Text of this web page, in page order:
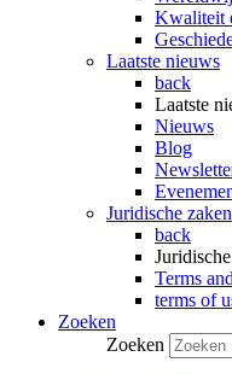
Kwaliteit
Laatste nieuws
back
Laatste
Nieuws
Blog
Juridische zaken
back
Terms
terms of
Zoeken
Zoeken